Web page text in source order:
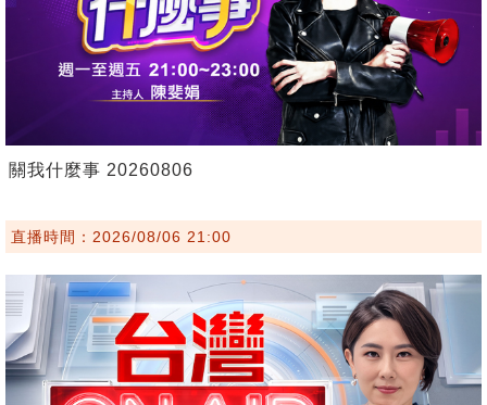
關我什麼事 20260806
直播時間：2026/08/06 21:00